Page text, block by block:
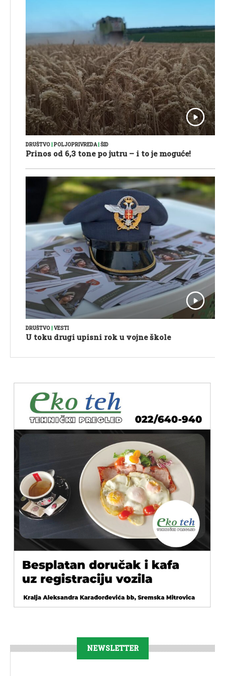
DRUŠTVO POLJOPRIVREDA| ŠID
Prinos od 6,3 tone po jutru – i to je moguće!
DRUŠTVO VESTI
U toku drugi upisni rok u vojne škole
NEWSLETTER